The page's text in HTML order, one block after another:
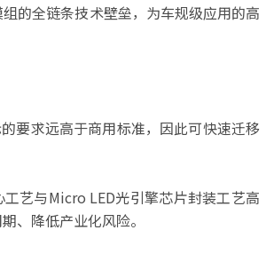
的全链条技术壁垒，为车规级应用的高
要求远高于商用标准，因此可快速迁移
艺与Micro LED光引擎芯片封装工艺高
、降低产业化风险。